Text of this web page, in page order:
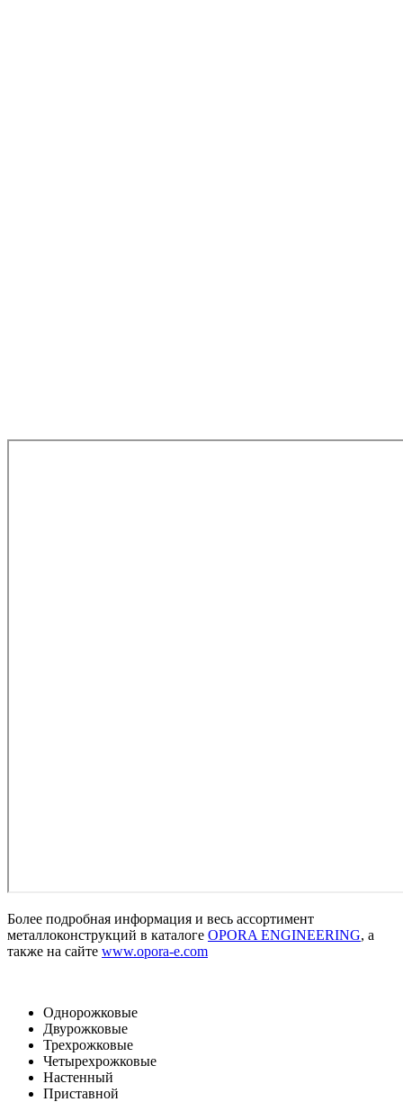
Более подробная информация и весь ассортимент
металлоконструкций в каталоге OPORA ENGINEERING, а
также на сайте www.opora-e.com
Однорожковые
Двурожковые
Трехрожковые
Четырехрожковые
Настенный
Приставной